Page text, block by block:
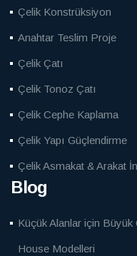
Çelik Konstrüksiyon
Anahtar Teslim Proje
Çelik Çatı
Çelik Tonoz Çatı
Çelik Cephe Kaplama
Çelik Yapı Güçlendirme
Çelik Asmakat & Arakat
Blog
Küçük Alanlar için
House Modelleri